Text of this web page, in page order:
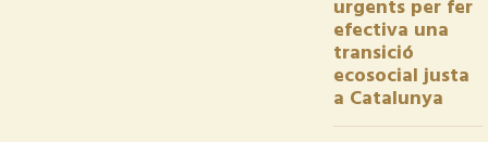
urgents per fer
efectiva una
transició
ecosocial justa
a Catalunya